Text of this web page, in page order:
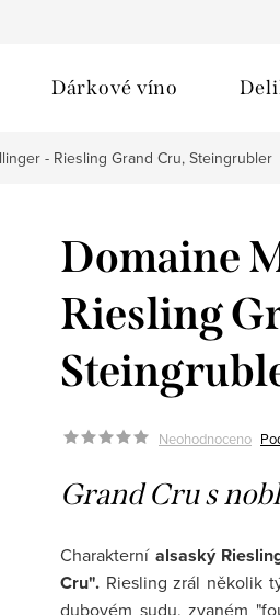
Dárkové víno
- Riesling Grand Cru, Steingrubler
Domaine
Riesling
Neohodnoceno
Grand Cru s
Charakterní alsaský
Cru". Riesling zrál několik
dubovém sudu, zvaném